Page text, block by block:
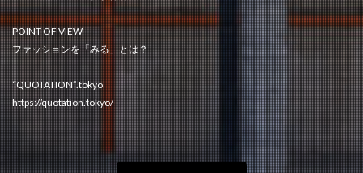
POINT OF VIEW
ファッションを「みる」とは？
“QUOTATION”.tokyo
https://quotation.tokyo/